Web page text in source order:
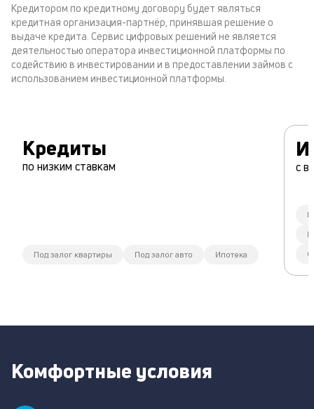
Кредитором по кредитному договору будет являться
кредитная организация-партнёр, принявшая решение о
выдаче кредита. Сервис цифровых решений не является
деятельностью оператора инвестиционной платформы по
содействию в инвестировании и в предоставлении займов с
использованием инвестиционной платформы.
Кредиты
по низким ставкам
Под залог квартиры Под залог авто Ипотека
с
Комфортные условия